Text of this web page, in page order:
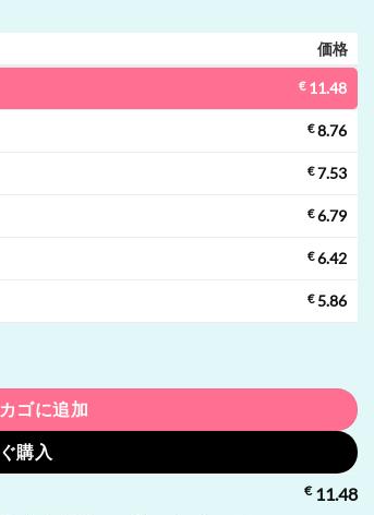
価格
€11.48
€8.76
€7.53
€6.79
€6.42
€5.86
フレーバー, メッシュコイル, 使い捨てベイプ卸売個
ゴに追加
購入
€11.48